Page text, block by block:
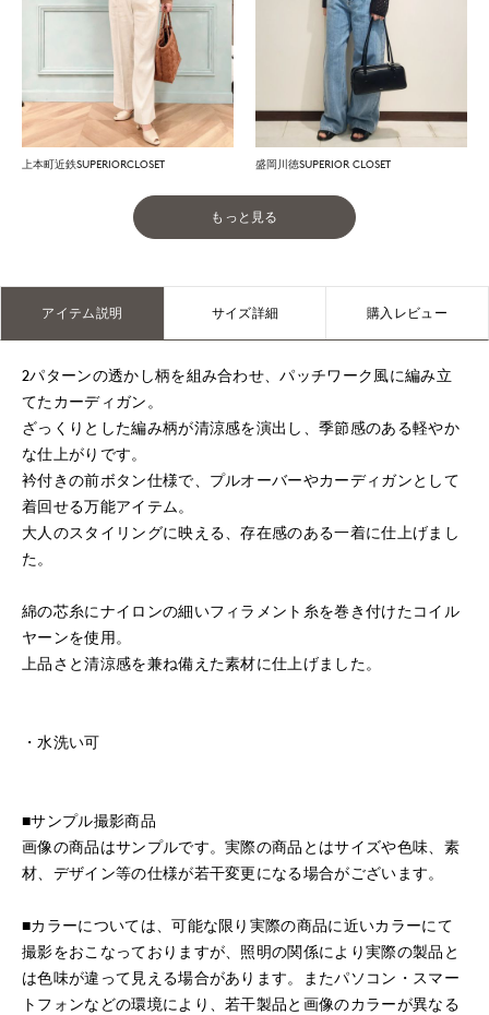
上本町近鉄SUPERIORCLOSET 盛岡川徳SUPERIOR CLOSET
もっと見る
アイテム説明 サイズ詳細 購入レビュー
2パターンの透かし柄を組み合わせ、パッチワーク風に編み立
てたカーディガン。
ざっくりとした編み柄が清涼感を演出し、季節感のある軽やか
な仕上がりです。
衿付きの前ボタン仕様で、プルオーバーやカーディガンとして
着回せる万能アイテム。
大人のスタイリングに映える、存在感のある一着に仕上げまし
た。
綿の芯糸にナイロンの細いフィラメント糸を巻き付けたコイル
ヤーンを使用。
上品さと清涼感を兼ね備えた素材に仕上げました。
・水洗い可
■サンプル撮影商品
画像の商品はサンプルです。実際の商品とはサイズや色味、素
材、デザイン等の仕様が若干変更になる場合がございます。
■カラーについては、可能な限り実際の商品に近いカラーにて
撮影をおこなっておりますが、照明の関係により実際の製品と
は色味が違って見える場合があります。またパソコン・スマー
トフォンなどの環境により、若干製品と画像のカラーが異なる